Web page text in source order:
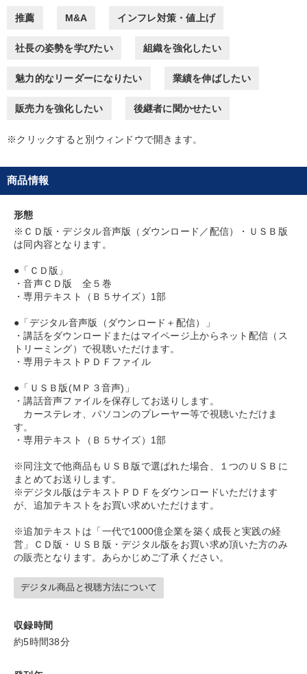
IT・デジタル活用 企業成長 健康・ウェルビーイング
運勢・先見
※「更新」を押すと「タグ・キーワード」を更新いただけます。
推薦 M&A インフレ対策・値上げ
社長の姿勢を学びたい 組織を強化したい
魅力的なリーダーになりたい 業績を伸ばしたい
販売力を強化したい 後継者に聞かせたい
※クリックすると別ウィンドウで開きます。
商品情報
形態
※ＣＤ版・デジタル音声版（ダウンロード／配信）・ＵＳＢ版
は同内容となります。
●「ＣＤ版」
・音声ＣＤ版 全５巻
・専用テキスト（Ｂ５サイズ）1部
●「デジタル音声版（ダウンロード＋配信）」
・講話をダウンロードまたはマイページ上からネット配信（ス
トリーミング）で視聴いただけます。
・専用テキストＰＤＦファイル
●「ＵＳＢ版(ＭＰ３音声)」
・講話音声ファイルを保存してお送りします。
カーステレオ、パソコンのプレーヤー等で視聴いただけま
す。
・専用テキスト（Ｂ５サイズ）1部
※同注文で他商品もＵＳＢ版で選ばれた場合、１つのＵＳＢに
まとめてお送りします。
※デジタル版はテキストＰＤＦをダウンロードいただけます
が、追加テキストをお買い求めいただけます。
※追加テキストは「一代で1000億企業を築く成長と実践の経
営」ＣＤ版・ＵＳＢ版・デジタル版をお買い求め頂いた方のみ
の販売となります。あらかじめご了承ください。
デジタル商品と視聴方法について
収録時間
約5時間38分